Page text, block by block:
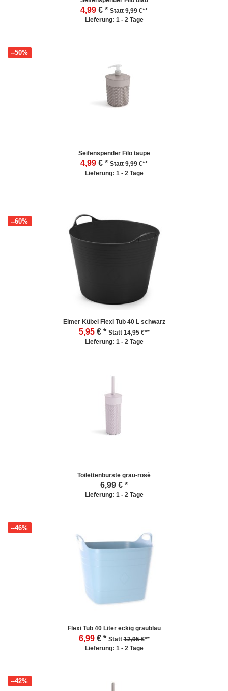
4,99 € * Statt 9,99 €**
Lieferung: 1 - 2 Tage
Seifenspender Filo taupe
4,99
--50%
€ * Statt 9,99 €**
Lieferung: 1 - 2 Tage
Eimer Kübel Flexi Tub 40 L schwarz
5,95
--60%
€ * Statt14,95 €**
Lieferung: 1 - 2 Tage
Toilettenbürste grau-rosè
6,99 € *
Lieferung: 1 - 2 Tage
Flexi Tub 40 Liter eckig graublau
6,99
--46%
€ * Statt12,95 €**
Lieferung: 1 - 2 Tage
--42%